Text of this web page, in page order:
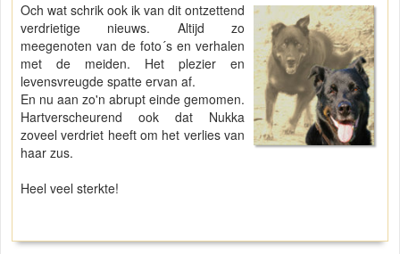
Och wat schrik ook ik van dit ontzettend
verdrietige nieuws. Altijd zo
meegenoten van de foto´s en verhalen
met de meiden. Het plezier en
levensvreugde spatte ervan af.
En nu aan zo'n abrupt einde gemomen.
Hartverscheurend ook dat Nukka
zoveel verdriet heeft om het verlies van
haar zus.
Heel veel sterkte!